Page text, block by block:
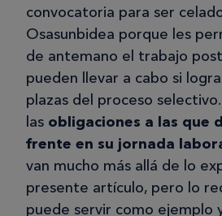
convocatoria para ser
Osasunbidea porque les
de antemano el trabajo
pueden llevar a cabo si
plazas del proceso
las obligaciones a las que
frente en su jornada
van mucho más allá de lo
presente artículo, pero lo
puede servir como ejemplo